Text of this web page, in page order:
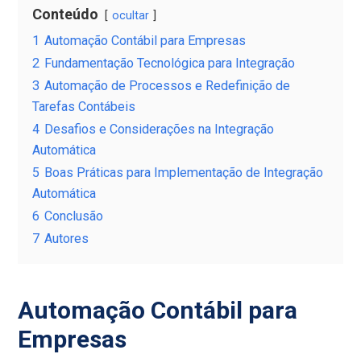
Conteúdo ocultar
1 Automação Contábil para Empresas
2 Fundamentação Tecnológica para Integração
3 Automação de Processos e Redefinição de
Tarefas Contábeis
4 Desafios e Considerações na Integração
Automática
5 Boas Práticas para Implementação de Integração
Automática
6 Conclusão
7 Autores
Automação Contábil para
Empresas